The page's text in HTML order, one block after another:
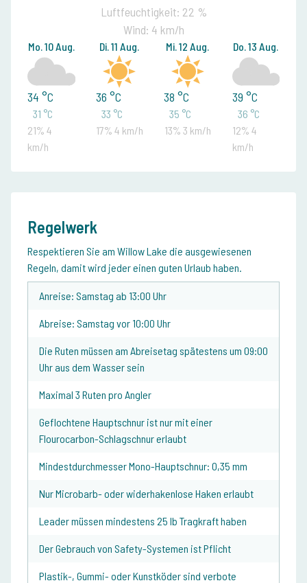
Luftfeuchtigkeit: 22 %
Wind: 4 km/h
Mo. 10 Aug.
34 °C
31 °C
21% 4
km/h
Di. 11 Aug.
36 °C
33 °C
17% 4 km/h
Mi. 12 Aug.
38 °C
35 °C
13% 3 km/h
Do. 13 Aug.
39 °C
36 °C
12% 4
km/h
Regelwerk
Respektieren Sie am Willow Lake die ausgewiesenen
Regeln, damit wird jeder einen guten Urlaub haben.
Anreise: Samstag ab 13:00 Uhr
Abreise: Samstag vor 10:00 Uhr
Die Ruten müssen am Abreisetag spätestens um 09:00
Uhr aus dem Wasser sein
Maximal 3 Ruten pro Angler
Geflochtene Hauptschnur ist nur mit einer
Flourocarbon-Schlagschnur erlaubt
Mindestdurchmesser Mono-Hauptschnur: 0,35 mm
Nur Microbarb- oder widerhakenlose Haken erlaubt
Leader müssen mindestens 25 lb Tragkraft haben
Der Gebrauch von Safety-Systemen ist Pflicht
Plastik-, Gummi- oder Kunstköder sind verbote